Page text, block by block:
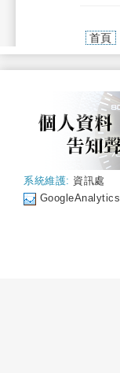
首頁
系統維護: 資訊處
GoogleAnalytics